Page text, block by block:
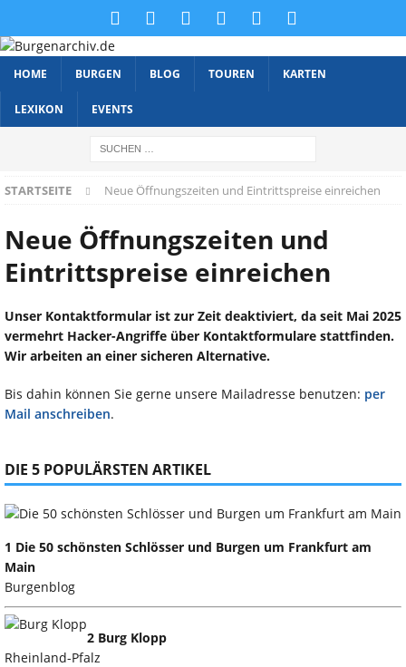
HOME BURGEN BLOG TOUREN KARTEN
LEXIKON EVENTS
STARTSEITE Neue Öffnungszeiten und Eintrittspreise einreichen
Neue Öffnungszeiten und
Eintrittspreise einreichen
Unser Kontaktformular ist zur Zeit deaktiviert, da seit Mai 2025
vermehrt Hacker-Angriffe über Kontaktformulare stattfinden.
Wir arbeiten an einer sicheren Alternative.
Bis dahin können Sie gerne unsere Mailadresse benutzen: per
Mail anschreiben.
DIE 5 POPULÄRSTEN ARTIKEL
1 Die 50 schönsten Schlösser und Burgen um Frankfurt am
Main
Burgenblog
2 Burg Klopp
Rheinland-Pfalz